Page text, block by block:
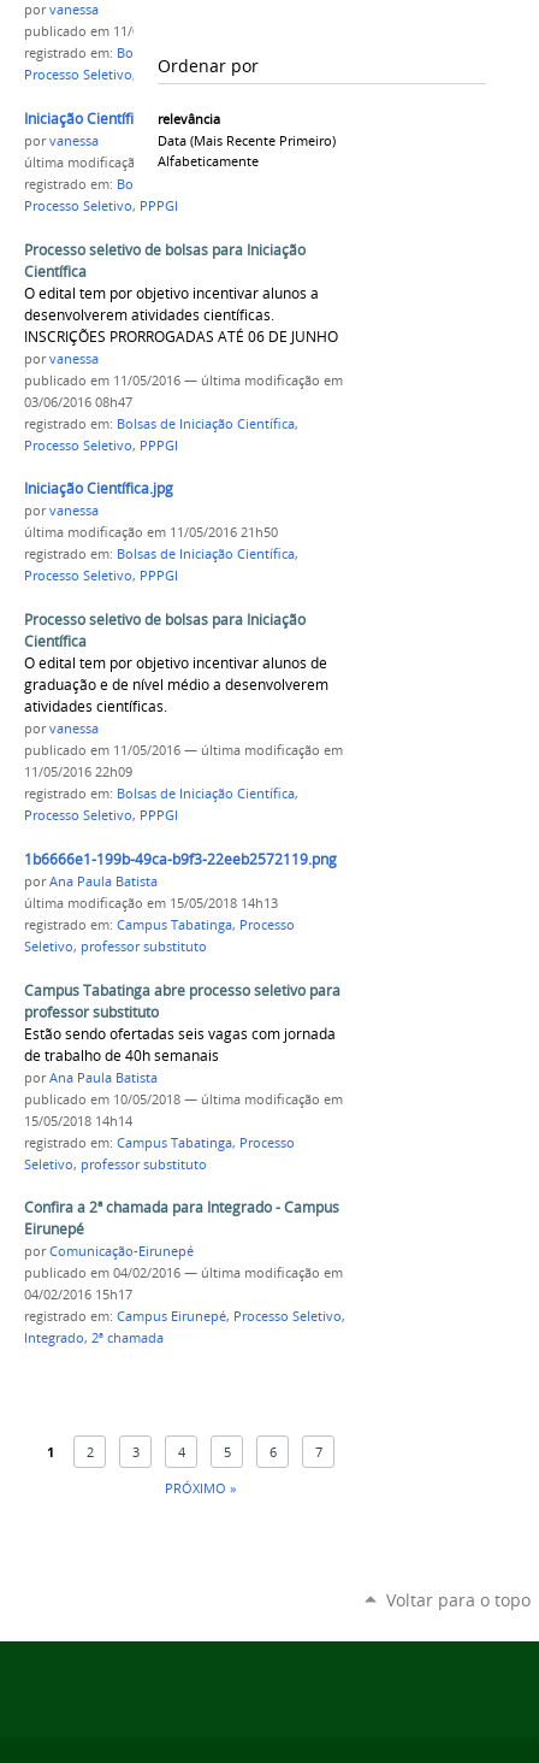
Ordenar por
relevância
Data (mais Recente Primeiro)
Alfabeticamente
porvanessa
publicado em 11/05/2016
registrado em: Bolsas de Iniciação Científica
Processo Seletivo, PPPGI
Iniciação Científica.jpg
porvanessa
última modificação
em 11/05/2016 10h27
registrado em: Bolsas de Iniciação Científica
Processo Seletivo, PPPGI
Processo seletivo de bolsas para Iniciação
Científica
O edital tem por objetivo incentivar alunos a
desenvolverem atividades científicas.
INSCRIÇÕES PRORROGADAS ATÉ 06 DE JUNHO
porvanessa
publicado em 11/05/2016 — última modificação em
03/06/2016 08h47
registrado em: Bolsas de Iniciação Científica,
Processo Seletivo, PPPGI
Iniciação Científica.jpg
porvanessa
última modificação em 11/05/2016 21h50
registrado em: Bolsas de Iniciação Científica,
Processo Seletivo, PPPGI
Processo seletivo de bolsas para Iniciação
Científica
O edital tem por objetivo incentivar alunos de
graduação e de nível médio a desenvolverem
atividades científicas.
porvanessa
publicado em 11/05/2016 — última modificação em
11/05/2016 22h09
registrado em: Bolsas de Iniciação Científica,
Processo Seletivo, PPPGI
1b6666e1-199b-49ca-b9f3-22eeb2572119.png
porAna Paula Batista
última modificação em 15/05/2018 14h13
registrado em: Campus Tabatinga, Processo
Seletivo, professor substituto
Campus Tabatinga abre processo seletivo para
professor substituto
Estão sendo ofertadas seis vagas com jornada
de trabalho de 40h semanais
porAna Paula Batista
publicado em 10/05/2018 — última modificação em
15/05/2018 14h14
registrado em: Campus Tabatinga, Processo
Seletivo, professor substituto
Confira a 2ª chamada para Integrado - Campus
Eirunepé
porComunicação-Eirunepé
publicado em 04/02/2016 — última modificação em
04/02/2016 15h17
registrado em: Campus Eirunepé, Processo Seletivo,
Integrado, 2ª chamada
1 2 3 4 5 6
7
PRÓXIMO »
Voltar para o topo